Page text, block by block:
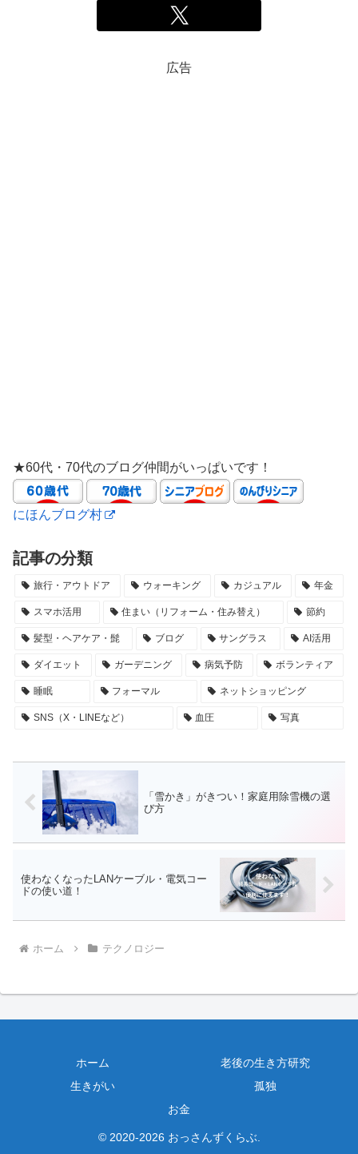
広告
★60代・70代のブログ仲間がいっぱいです！
にほんブログ村
記事の分類
旅行・アウトドア ウォーキング カジュアル 年金
スマホ活用 住まい（リフォーム・住み替え） 節約
髪型・ヘアケア・髭 ブログ サングラス AI活用
ダイエット ガーデニング 病気予防 ボランティア
睡眠 フォーマル ネットショッピング
SNS（X・LINEなど） 血圧 写真
「雪かき」がきつい！家庭用除雪機の選
び方
使わなくなったLANケーブル・電気コー
ドの使い道！
ホーム テクノロジー
ホーム
老後の生き方研究
生きがい
孤独
お金
© 2020-2026 おっさんずくらぶ.